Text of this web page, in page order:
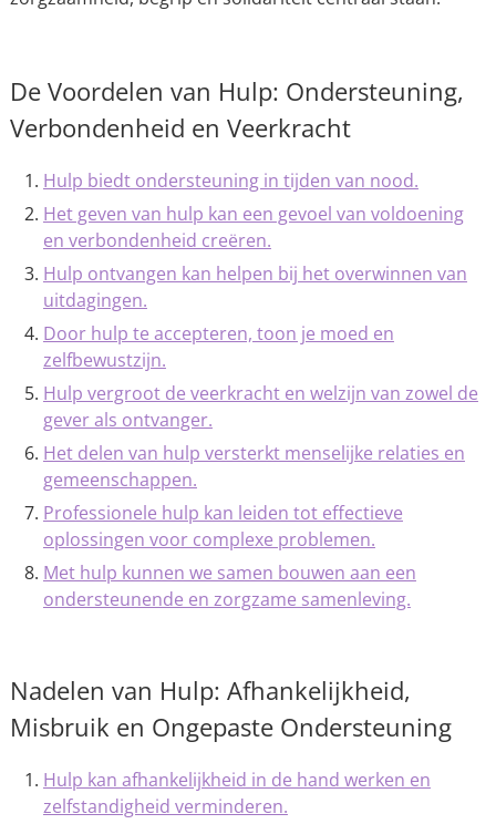
De Voordelen van Hulp: Ondersteuning,
Verbondenheid en Veerkracht
Hulp biedt ondersteuning in tijden van nood.
Het geven van hulp kan een gevoel van voldoening
en verbondenheid creëren.
Hulp ontvangen kan helpen bij het overwinnen van
uitdagingen.
Door hulp te accepteren, toon je moed en
zelfbewustzijn.
Hulp vergroot de veerkracht en welzijn van zowel de
gever als ontvanger.
Het delen van hulp versterkt menselijke relaties en
gemeenschappen.
Professionele hulp kan leiden tot effectieve
oplossingen voor complexe problemen.
Met hulp kunnen we samen bouwen aan een
ondersteunende en zorgzame samenleving.
Nadelen van Hulp: Afhankelijkheid,
Misbruik en Ongepaste Ondersteuning
Hulp kan afhankelijkheid in de hand werken en
zelfstandigheid verminderen.